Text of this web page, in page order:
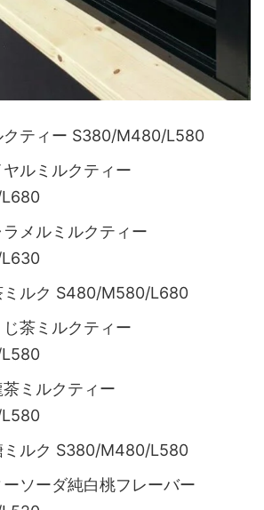
クティー S380/M480/L580
ルミルクティー
メルミルクティー
ミルク S480/M580/L680
茶ミルクティー
ミルクティー
ミルク S380/M480/L580
ソーダ純白桃フレーバー